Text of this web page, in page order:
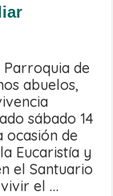
de
abuelos,
sábado 14
ocasión de
Eucaristía y
el Santuario
el …